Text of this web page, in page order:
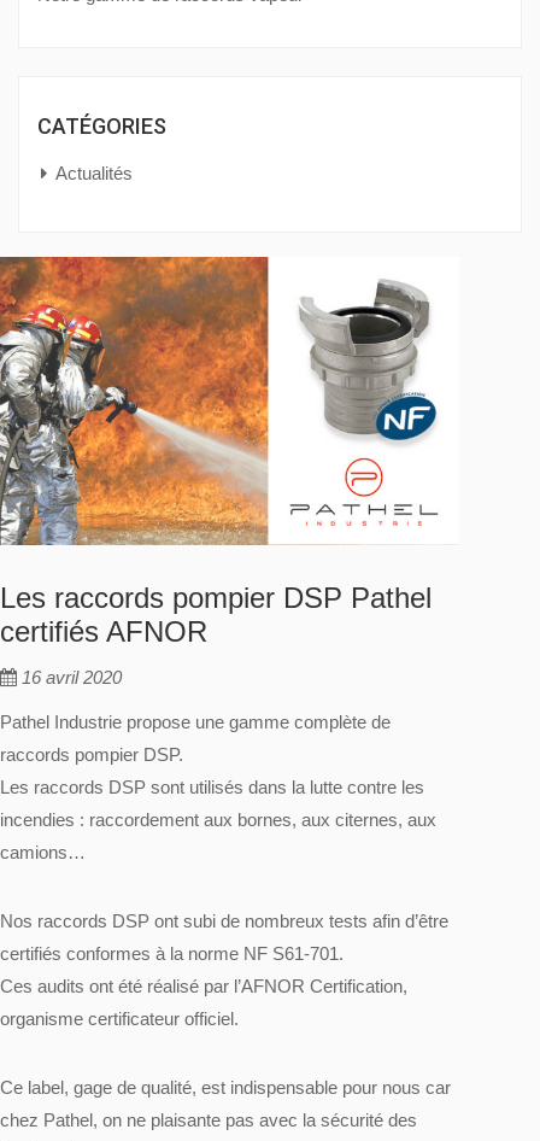
CATÉGORIES
Actualités
Les raccords pompier DSP Pathel
certifiés AFNOR
16 avril 2020
Pathel Industrie propose une gamme complète de
raccords pompier DSP.
Les raccords DSP sont utilisés dans la lutte contre les
incendies : raccordement aux bornes, aux citernes, aux
camions…
Nos raccords DSP ont subi de nombreux tests afin d’être
certifiés conformes à la norme NF S61-701.
Ces audits ont été réalisé par l’AFNOR Certification,
organisme certificateur officiel.
Ce label, gage de qualité, est indispensable pour nous car
chez Pathel, on ne plaisante pas avec la sécurité des